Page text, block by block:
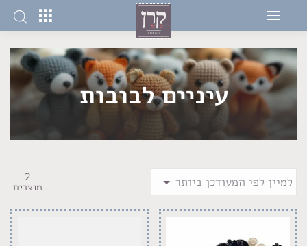
עיניים לבובות
2
מוצרים